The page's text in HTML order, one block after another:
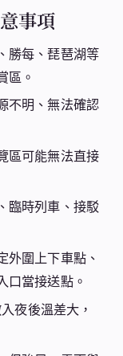
事項
勝每、琵琶湖等
區。
不明、無法確認
區可能無法直接
臨時列車、接駁
外圍上下車點、
口當接送點。
夜後溫差大，